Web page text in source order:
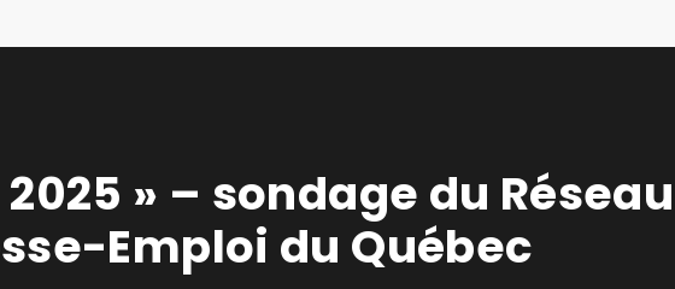
» – sondage du
Emploi du Québec